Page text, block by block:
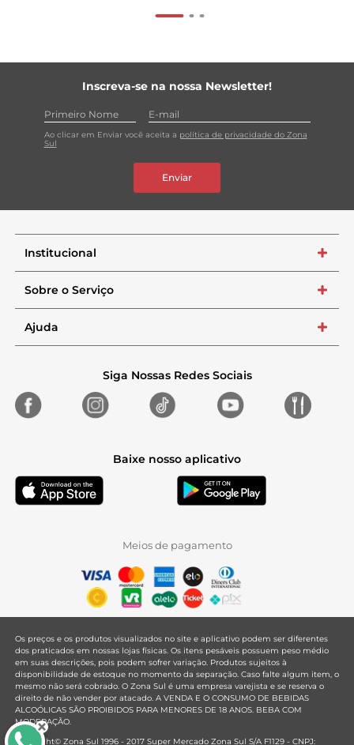
Inscreva-se na nossa Newsletter!
Ao clicar em Enviar você aceita a política de privacidade do Zona
Sul
Enviar
Institucional +
Sobre o Serviço +
Ajuda +
Siga Nossas Redes Sociais
Baixe nosso aplicativo
Meios de pagamento
Os preços e os produtos visualizados no site e aplicativo podem ser diferentes
dos praticados em nossas lojas físicas. Os itens pesáveis possuem peso médio
em suas descrições, pois podem sofrer variação. Produtos sujeitos à
disponibilidade de estoque no momento da separação. Caso falte algum item, o
mesmo não será cobrado. O Zona Sul é uma empresa varejista e se reserva o
direito de não vender por atacado. A VENDA E O CONSUMO DE BEBIDAS
ALCOÓLICAS SÃO PROIBIDOS PARA MENORES DE 18 ANOS. BEBA COM
MODERAÇÃO.
Copyright© Zona Sul 1996 - 2017 Super Mercado Zona Sul S/A F1129 - CNPJ: